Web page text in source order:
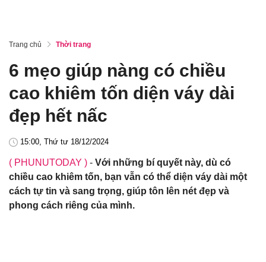
Trang chủ Thời trang
6 mẹo giúp nàng có chiều
cao khiêm tốn diện váy dài
đẹp hết nấc
15:00, Thứ tư 18/12/2024
( PHUNUTODAY ) - Với những bí quyết này, dù có
chiều cao khiêm tốn, bạn vẫn có thể diện váy dài một
cách tự tin và sang trọng, giúp tôn lên nét đẹp và
phong cách riêng của mình.